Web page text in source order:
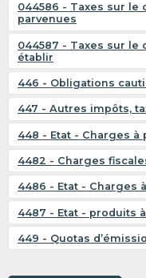
044586 - Taxes sur
parvenues
044587 - Taxes sur
établir
446 - Obligations
447 - Autres impôts,
448 - Etat - Charges
4482 - Charges
4486 - Etat - Charges
4487 - Etat - produits
449 - Quotas